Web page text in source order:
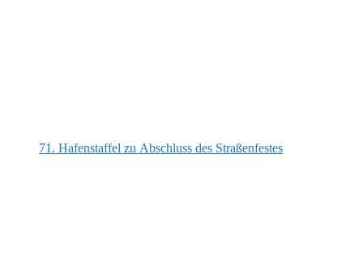
71. Hafenstaffel zu Abschluss des Straßenfestes